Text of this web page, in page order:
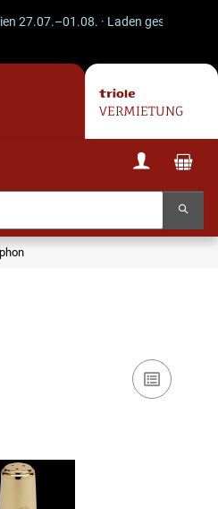
27.07.–01.08. · Laden geschlossen
VERMIETUNG